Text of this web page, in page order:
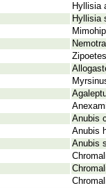
Hyllisia
Hyllisia
Anubis
Anubis
Anubis